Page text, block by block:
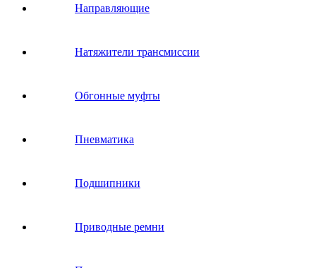
Направляющие
Натяжители трансмиссии
Обгонные муфты
Пневматика
Подшипники
Приводные ремни